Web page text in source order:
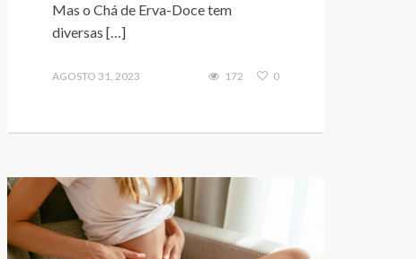
Mas o Chá de Erva-Doce tem
diversas […]
AGOSTO 31, 2023 172 0